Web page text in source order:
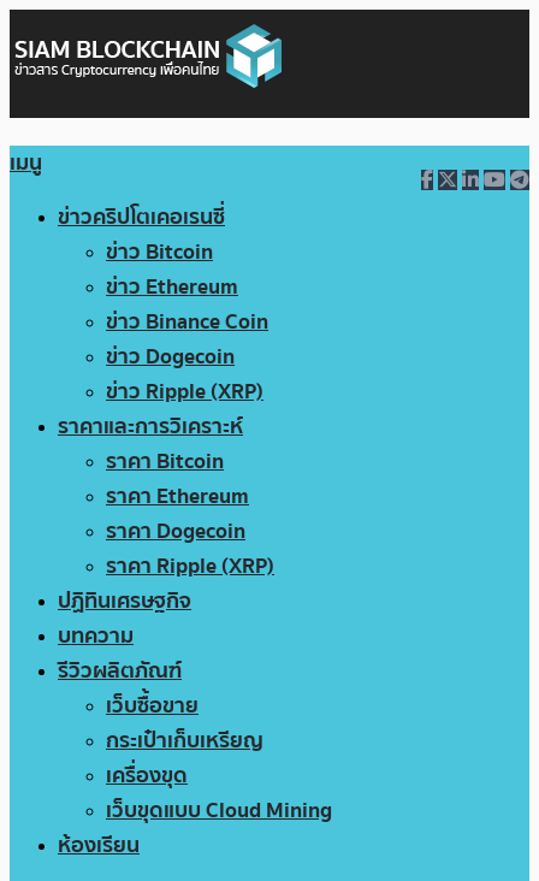
เมนู
ข่าวคริปโตเคอเรนซี่
ข่าว Bitcoin
ข่าว Ethereum
ข่าว Binance Coin
ข่าว Dogecoin
ข่าว Ripple (XRP)
ราคาและการวิเคราะห์
ราคา Bitcoin
ราคา Ethereum
ราคา Dogecoin
ราคา Ripple (XRP)
ปฏิทินเศรษฐกิจ
บทความ
รีวิวผลิตภัณฑ์
เว็บซื้อขาย
กระเป๋าเก็บเหรียญ
เครื่องขุด
เว็บขุดแบบ Cloud Mining
ห้องเรียน